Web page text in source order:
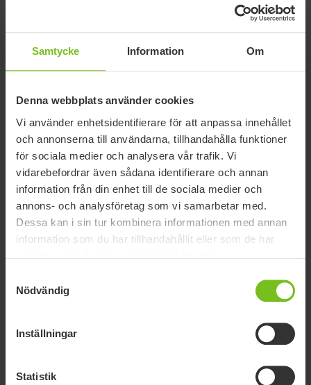
Samtycke Information Om
Denna webbplats använder cookies
Vi använder enhetsidentifierare för att anpassa innehållet
och annonserna till användarna, tillhandahålla funktioner
för sociala medier och analysera vår trafik. Vi
vidarebefordrar även sådana identifierare och annan
information från din enhet till de sociala medier och
annons- och analysföretag som vi samarbetar med.
Dessa kan i sin tur kombinera informationen med annan
information som du har tillhandahållit eller som de har
Nödvändig
Inställningar
Statistik
Underarmsstöd, trä
(Produkten har utgått)